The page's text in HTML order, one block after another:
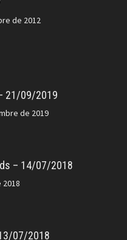
de 2012
21/09/2019
de 2019
– 14/07/2018
07/2018